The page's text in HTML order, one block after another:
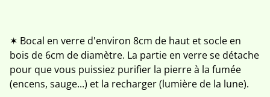
✶ Bocal en verre d'environ 8cm de haut et socle en
bois de 6cm de diamètre. La partie en verre se détache
pour que vous puissiez purifier la pierre à la fumée
(encens, sauge...) et la recharger (lumière de la lune).